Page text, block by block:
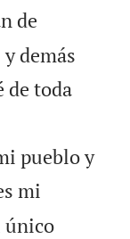
de
demás
de toda
pueblo y
mi
único